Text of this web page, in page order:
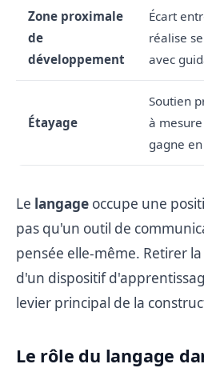
Zone proximale
de
développement
Écart
réalise
avec
Étayage
Soutien
à
gagne
Le langage occupe une
pas qu'un outil de
pensée elle-même. Retirer
d'un dispositif
levier principal de la
Le rôle du langage